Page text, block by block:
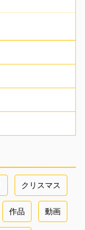
クリスマス
作品 動画